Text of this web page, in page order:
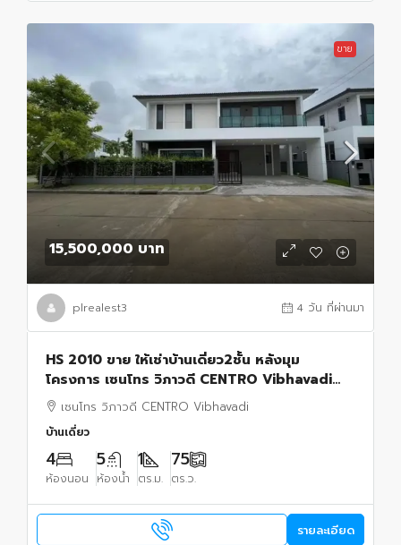
ขาย
15,500,000 บาท
plrealest3 4 วัน ที่ผ่านมา
HS 2010 ขาย ให้เช่าบ้านเดี่ยว2ชั้น หลังมุม
โครงการ เซนโทร วิภาวดี CENTRO Vibhavadi
ถนนช่างอากาศอุทิศ ดอนเมือง
เซนโทร วิภาวดี CENTRO Vibhavadi
บ้านเดี่ยว
4
ห้องนอน
5
ห้องน้ำ
1
ตร.ม.
75
ตร.ว.
รายละเอียด